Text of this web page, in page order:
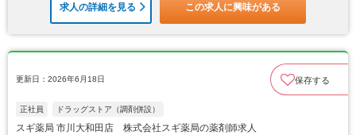
求人の詳細を見る この求人に興味がある
更新日：2026年6月18日 保存する
正社員 ドラッグストア（調剤併設）
スギ薬局 市川大和田店 株式会社スギ薬局の薬剤師求人